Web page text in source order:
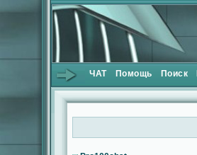
ЧАТ Помощь Поиск